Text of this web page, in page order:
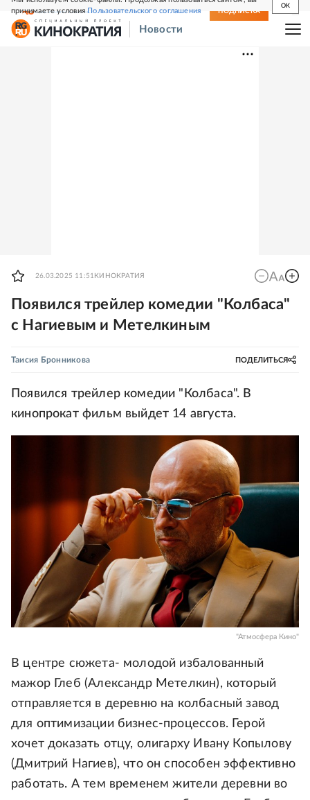
принимаете условияПользовательского соглашения
OK
СВЕЖИЙ НОМЕР ПОДПИСКА
Новости
26.03.2025 11:51 КИНОКРАТИЯ
Появился трейлер комедии "Колбаса"
с Нагиевым и Метелкиным
Таисия Бронникова ПОДЕЛИТЬСЯ
Появился трейлер комедии "Колбаса". В
кинопрокат фильм выйдет 14 августа.
"Атмосфера Кино"
В центре сюжета- молодой избалованный
мажор Глеб (Александр Метелкин), который
отправляется в деревню на колбасный завод
для оптимизации бизнес-процессов. Герой
хочет доказать отцу, олигарху Ивану Копылову
(Дмитрий Нагиев), что он способен эффективно
работать. А тем временем жители деревни во